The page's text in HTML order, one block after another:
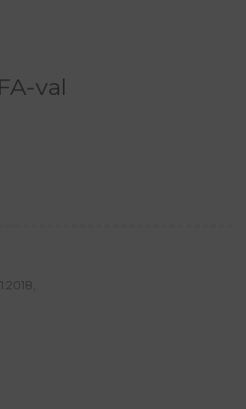
val